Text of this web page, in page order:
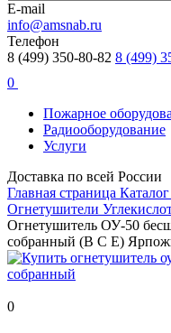
E-mail
info@amsnab.ru
Телефон
8 (499) 350-80-82 8 (499)
0
Пожарное
Радиооборудование
Услуги
Доставка по всей России
Главная страница Каталог
Огнетушители
Огнетушитель ОУ-50
собранный (B C E)
0